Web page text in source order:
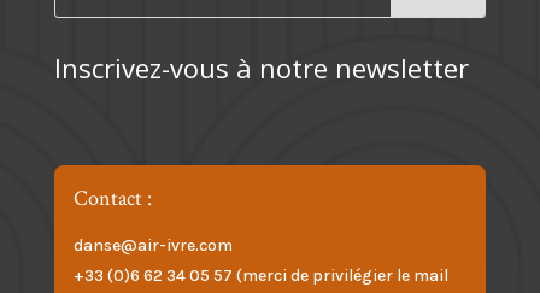
Inscrivez-vous à notre newsletter
Contact :
danse@air-ivre.com
+33 (0)6 62 34 05 57 (merci de privilégier le mail